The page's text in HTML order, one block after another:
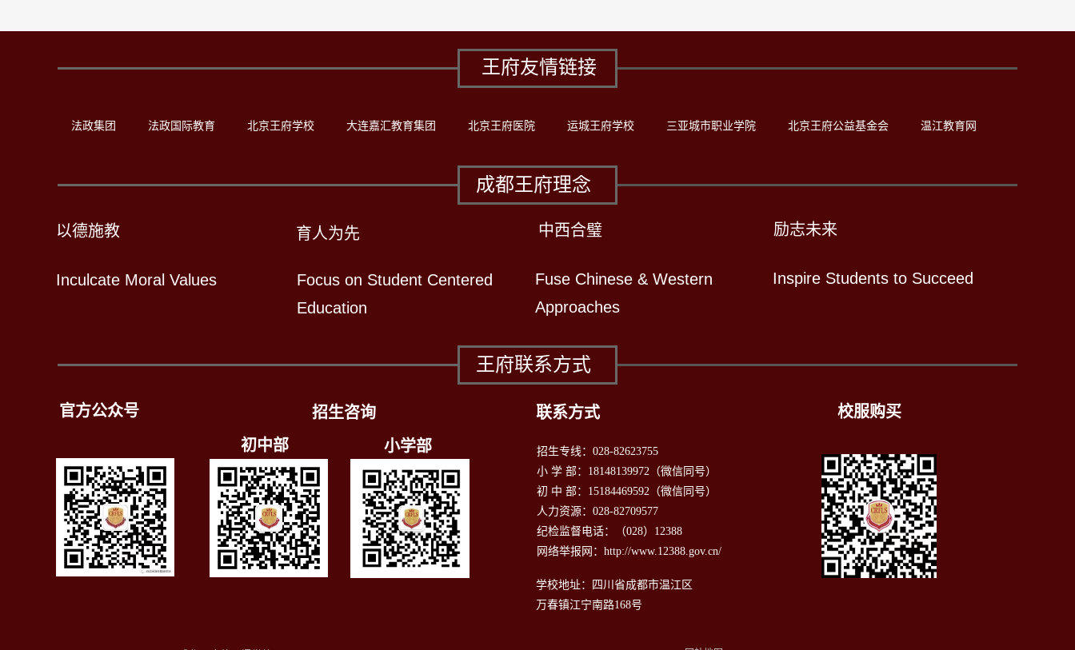
王府友情链接
法政集团 法政国际教育 北京王府学校 大连嘉汇教育集团 北京王府医院 运城王府学校 三亚城市职业学院 北京王府公益基金会 温江教育网
成都王府理念
以德施教 育人为先 中西合璧 励志未来
Inculcate Moral Values
Focus on Student Centered
Education
Fuse Chinese & Western
Approaches
Inspire Students to Succeed
王府联系方式
官方公众号 招生咨询 联系方式
校服购买
初中部
小学部
招生专线：028-82623755
小 学 部：18148139972（微信同号）
初 中 部：15184469592（微信同号）
人力资源：028-82709577
纪检监督电话：（028）12388
网络举报网：http://www.12388.gov.cn/
学校地址：四川省成都市温江区
万春镇江宁南路168号